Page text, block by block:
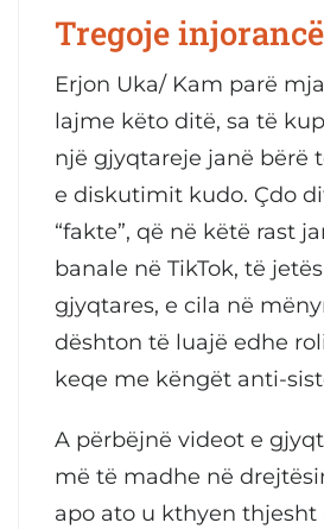
Tregoje
Erjon Uka/ Kam parë
lajme këto ditë, sa të
një gjyqtareje janë bërë
e diskutimit kudo. Çdo
“fakte”, që në këtë rast
banale në TikTok, të
gjyqtares, e cila në
dështon të luajë edhe
keqe me këngët anti-
A përbëjnë videot e
më të madhe në
apo ato u kthyen thjesht